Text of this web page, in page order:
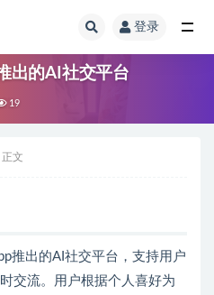
登录
出的AI社交平台
19
正文
推出的AI社交平台，支持用户
交流。用户根据个人喜好为